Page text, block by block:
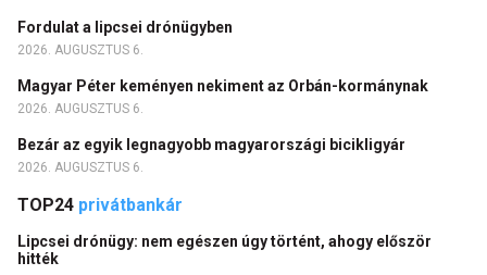
Fordulat a lipcsei drónügyben
2026. AUGUSZTUS 6.
Magyar Péter keményen nekiment az Orbán-kormánynak
2026. AUGUSZTUS 6.
Bezár az egyik legnagyobb magyarországi bicikligyár
2026. AUGUSZTUS 6.
TOP24 privátbankár
Lipcsei drónügy: nem egészen úgy történt, ahogy először
hitték